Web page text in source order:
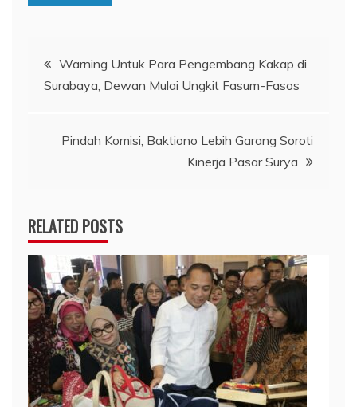
Navigasi
pos
Warning Untuk Para Pengembang Kakap di
Surabaya, Dewan Mulai Ungkit Fasum-Fasos
Pindah Komisi, Baktiono Lebih Garang Soroti
Kinerja Pasar Surya
RELATED POSTS